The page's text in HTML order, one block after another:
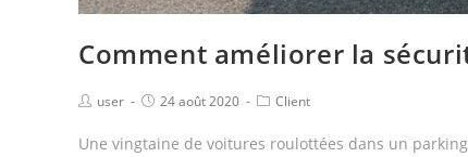
Comment améliorer la
user 24 août 2020 Client
Une vingtaine de voitures roulottées dans un